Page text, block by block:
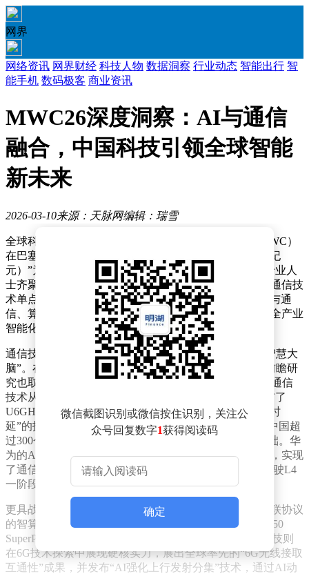
网界
网络资讯 网界财经 科技人物 数据洞察 行业动态 智能出行 智
能手机 数码极客 商业资讯
MWC26深度洞察：AI与通信
融合，中国科技引领全球智能
新未来
2026-03-10来源：天脉网编辑：瑞雪
全球科技产业迎来一场盛会——世界移动通信大会（MWC）
在巴塞罗那拉开帷幕。本届大会以“The IQ Era（智能新纪
元）”为主题，吸引了超过2400家企业参展，十万余名专业人
士齐聚一堂，共同探讨科技发展的新方向。与往届聚焦通信技
术单点突破不同，此次大会的核心关键词是“融合”，AI与通
信、算力网络、具身智能等领域的深度结合，成为推动全产业
智能化升级的核心动力。
通信技术是智能时代的基石，而AI的加入为其注入了“智慧大
脑”。在MWC现场，5G-A的商用进程加速推进，6G的前瞻研
究也取得关键进展。各大企业以AI为核心驱动力，推动通信
技术从单一连接向“智能联接+算力支撑”转型。华为发布了
U6GHz全场景系列化产品，充分释放5G-A“大上行、低时
延”的技术优势。目前，全球5G-A用户已突破7000万，中国超
过300个城市实现连续覆盖，为6G的平滑演进奠定了基础。华
为的AI-Centric Network通过业务、网络、网元三层注智，实现
了通信网络的自主优化和智能运维，其ADN网络自动驾驶L4
一阶段方案已在全球130多张电信网络商用。
更具战略意义的是，华为首次在海外展示了基于灵衢互联协议
的智算超节点Atlas 950 SuperPoD和通算超节点TaiShan 950
SuperPoD，为全球算力基础设施提供了新选择。联发科技则
在6G技术探索中展现硬核实力，展出全球率先的“6G无线接取
互通性”成果，并发布“AI强化上行发射分集”技术，通过AI动
微信截图识别或微信按住识别，关注公
众号回复数字1获得阅读码
确定